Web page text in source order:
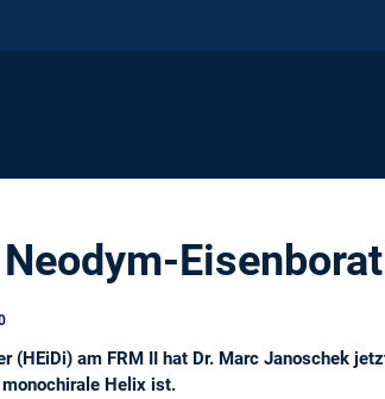
am FRM II hat Dr. Marc Janoschek
Helix ist.